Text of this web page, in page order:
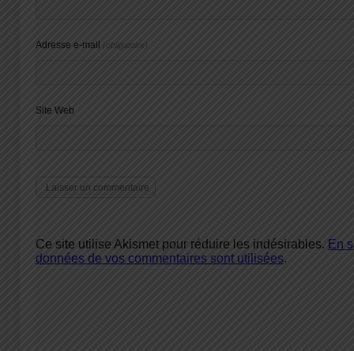
Adresse e-mail (obligatoire)
Site Web
Ce site utilise Akismet pour réduire les indésirables. En
données de vos commentaires sont utilisées.